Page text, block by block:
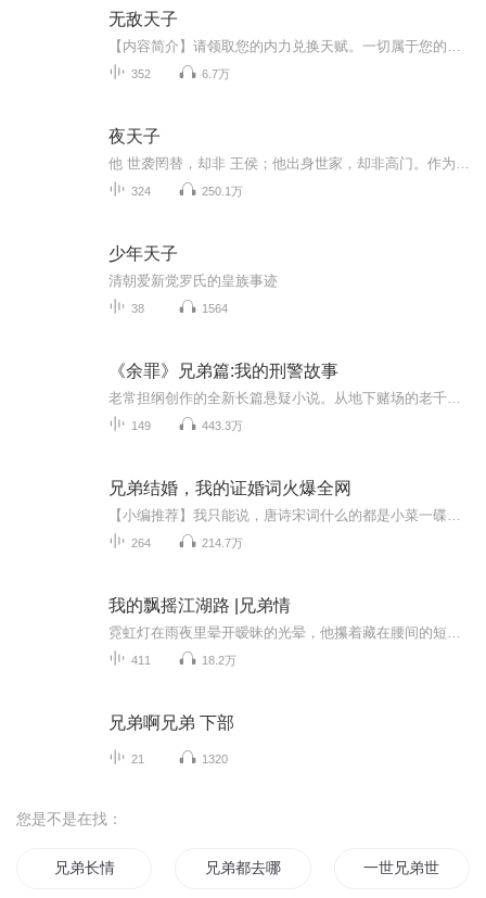
无敌天子
352 6.7万
夜天子
324 250.1万
少年天子
清朝爱新觉罗氏的皇族事迹
38 1564
《余罪》兄弟篇:我的刑警故事
149 443.3万
兄弟结婚，我的证婚词火爆全网
264 214.7万
我的飘摇江湖路 |兄弟情
411 18.2万
兄弟啊兄弟 下部
21 1320
您是不是在找：
兄弟长情 兄弟都去哪了 一世兄弟世世兄弟